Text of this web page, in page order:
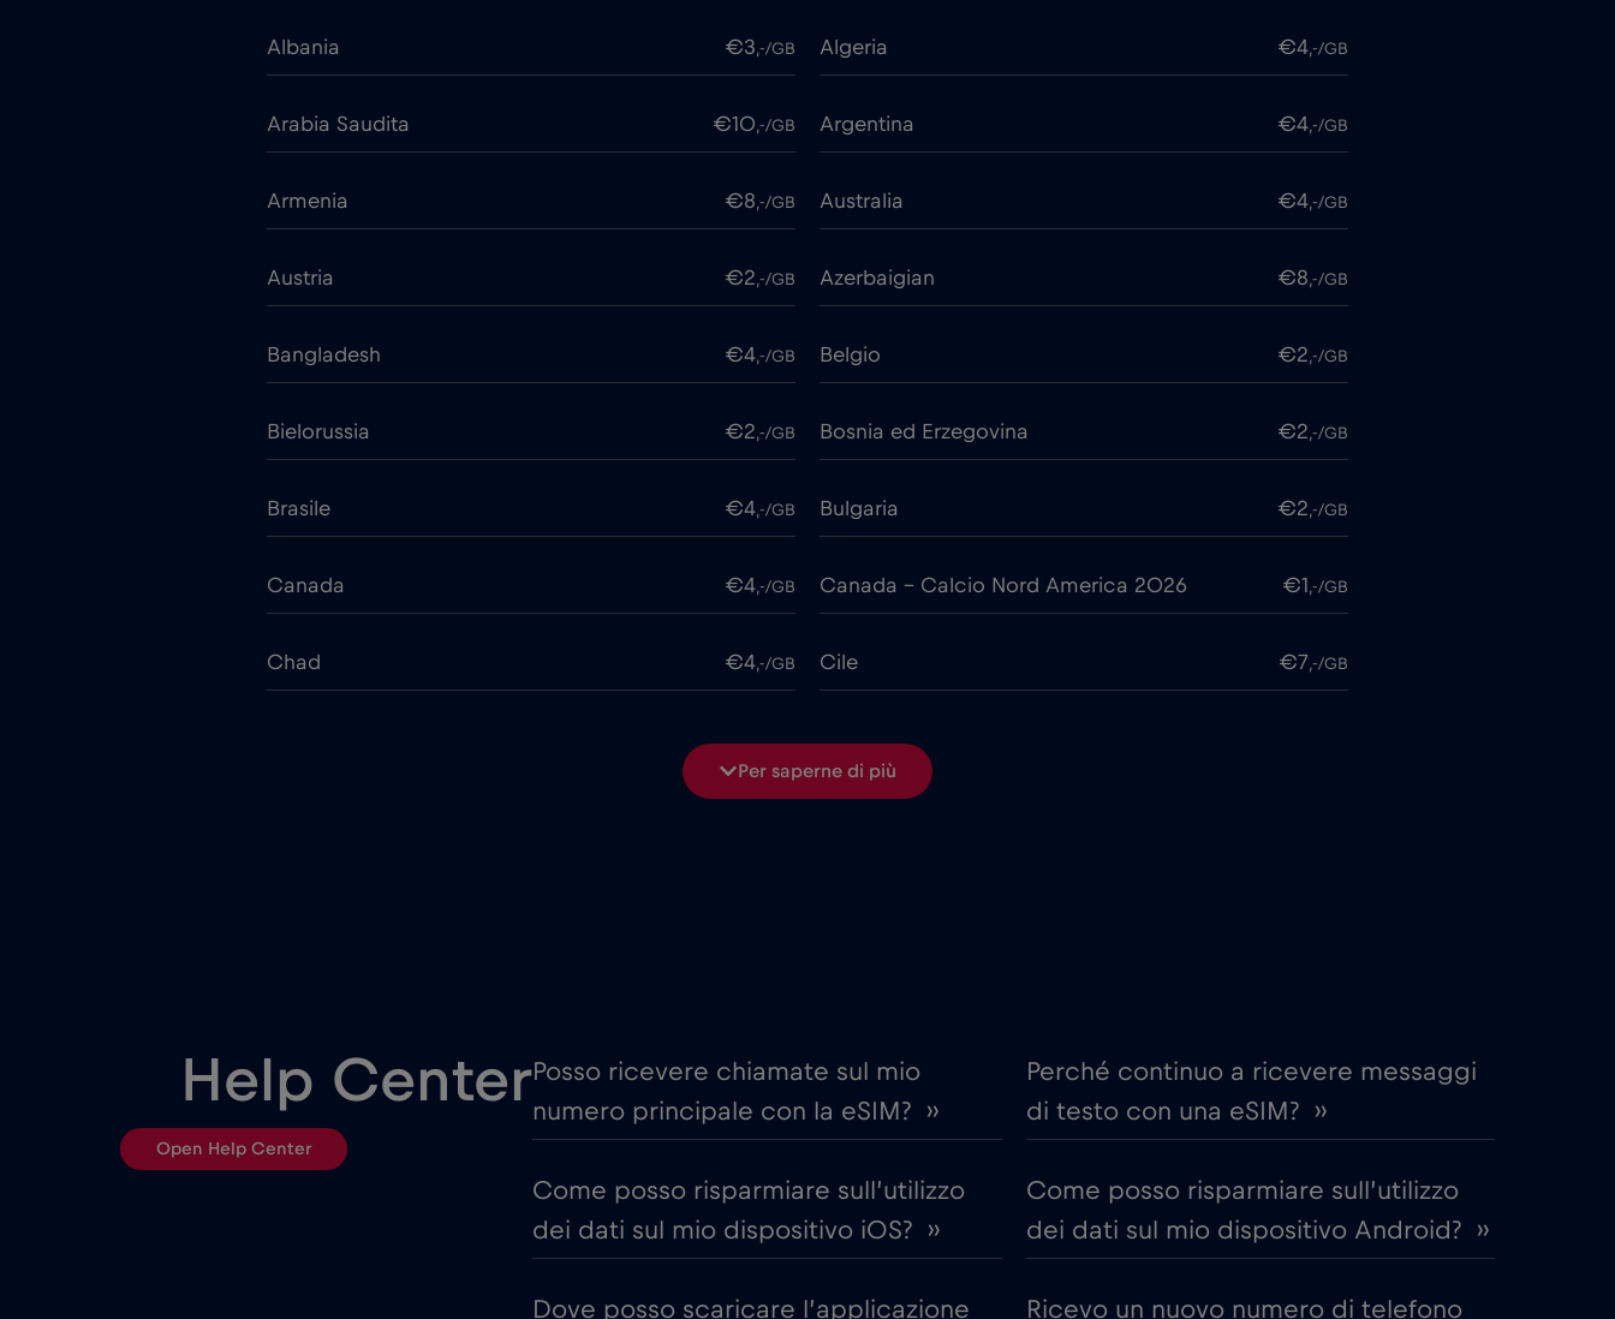
Albania €3,-/GB Algeria €4,-/GB
Arabia Saudita €10,-/GB Argentina €4,-/GB
Armenia €8,-/GB Australia €4,-/GB
Austria €2,-/GB Azerbaigian €8,-/GB
Bangladesh €4,-/GB Belgio €2,-/GB
Bielorussia €2,-/GB Bosnia ed Erzegovina €2,-/GB
Brasile €4,-/GB Bulgaria €2,-/GB
Canada €4,-/GB Canada - Calcio Nord America 2026 €1 ,-/GB
Chad €4,-/GB Cile €7,-/GB
€6,-/GB Cipro
Ecuador €4 ,-/GB Egitto €12
€5,-/GB Estonia €2 ,-/GB
Per saperne di più
Help Center
Open Help Center
Posso ricevere chiamate sul mio
numero principale con la eSIM? ››
Perché continuo a ricevere messaggi
di testo con una eSIM? ››
Come posso risparmiare sull’utilizzo
dei dati sul mio dispositivo iOS? ››
Come posso risparmiare sull’utilizzo
dei dati sul mio dispositivo Android? ››
Dove posso scaricare l’applicazione Ricevo un nuovo numero di telefono